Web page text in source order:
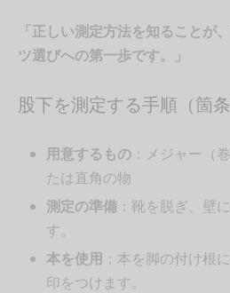
「正しい測定方法を知ることが
ツ選びへの第一歩です。」
股下を測定する手順（箇条
用意するもの：メジャー（
たは直角の物
測定の準備：靴を脱ぎ、壁
す。
本を使用 ：本を脚の付け根
印をつけます。